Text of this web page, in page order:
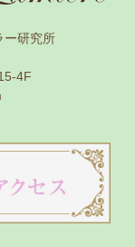
ー研究所
4F